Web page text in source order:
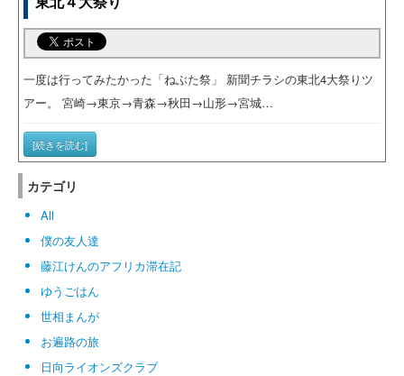
一度は行ってみたかった「ねぶた祭」 新聞チラシの東北4大祭りツ
アー。 宮崎→東京→青森→秋田→山形→宮城…
[続きを読む]
カテゴリ
All
僕の友人達
藤江けんのアフリカ滞在記
ゆうごはん
世相まんが
お遍路の旅
日向ライオンズクラブ